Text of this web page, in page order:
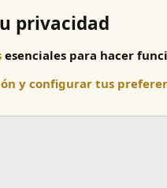
privacidad
esenciales para hacer
y configurar tus